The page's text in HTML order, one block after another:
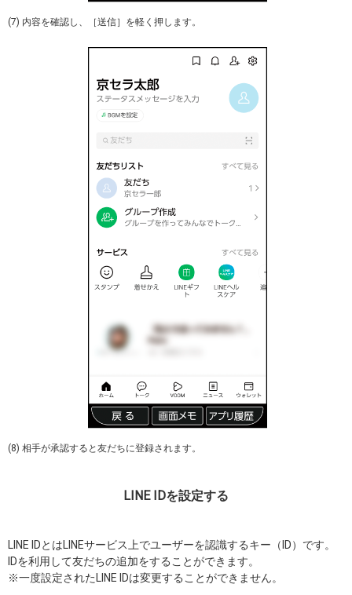
(7) 内容を確認し、［送信］を軽く押します。
(8) 相手が承認すると友だちに登録されます。
LINE IDを設定する
LINE IDとはLINEサービス上でユーザーを認識するキー（ID）です。
IDを利用して友だちの追加をすることができます。
※一度設定されたLINE IDは変更することができません。